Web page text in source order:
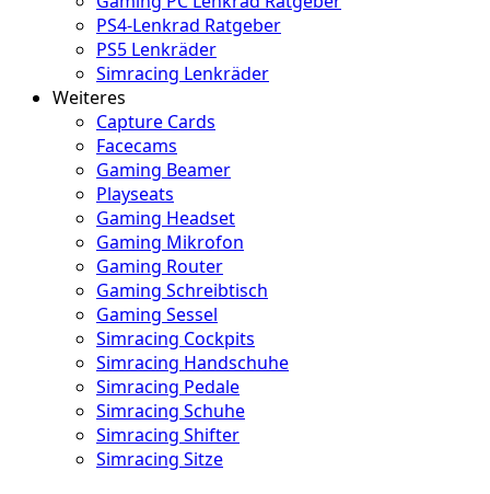
PS4-Lenkrad Ratgeber
PS5 Lenkräder
Simracing Lenkräder
Weiteres
Capture Cards
Facecams
Gaming Beamer
Playseats
Gaming Headset
Gaming Mikrofon
Gaming Router
Gaming Schreibtisch
Gaming Sessel
Simracing Cockpits
Simracing Handschuhe
Simracing Pedale
Simracing Schuhe
Simracing Shifter
Simracing Sitze